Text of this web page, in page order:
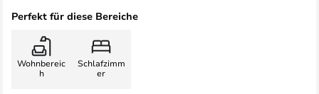
Perfekt für diese Bereiche
Wohnbereic
h
Schlafzimm
er